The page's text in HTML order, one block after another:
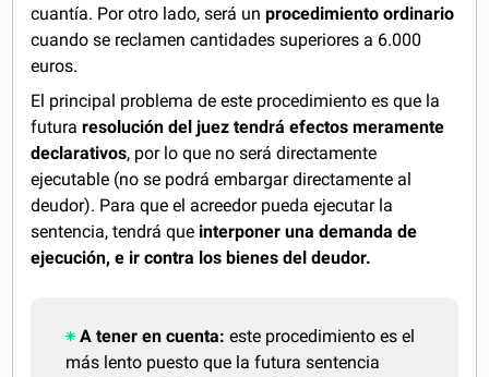
cuantía. Por otro lado, será unprocedimiento ordinario
cuando se reclamen cantidades superiores a 6.000
euros.
El principal problema de este procedimiento es que la
futuraresolución del juez tendrá efectos meramente
declarativos, por lo que no será directamente
ejecutable (no se podrá embargar directamente al
deudor). Para que el acreedor pueda ejecutar la
sentencia, tendrá que interponer una demanda de
ejecución, e ir contra los bienes del deudor.
A tener en cuenta: este procedimiento es el
más lento puesto que la futura sentencia